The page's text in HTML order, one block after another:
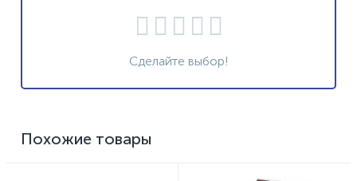
Сделайте выбор!
Похожие товары